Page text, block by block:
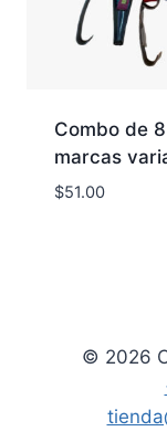
Combo de
marcas
$51.00
© 2026